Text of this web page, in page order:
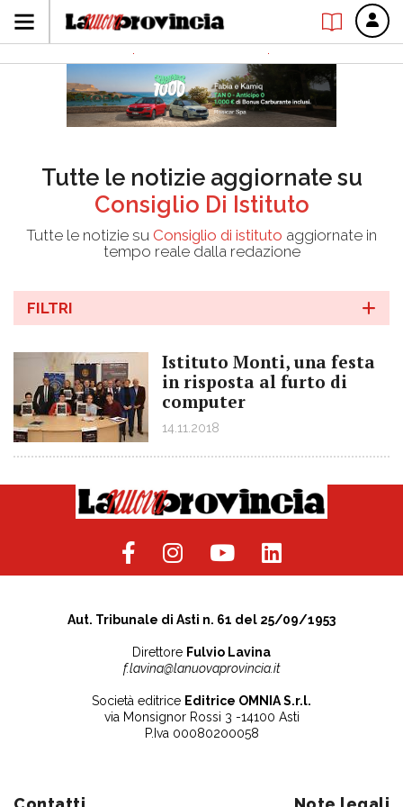
Tutte le notizie aggiornate su
Consiglio Di Istituto
Tutte le notizie su Consiglio di istituto aggiornate in
tempo reale dalla redazione
FILTRI
Istituto Monti, una festa
in risposta al furto di
computer
14.11.2018
Aut. Tribunale di Asti n. 61 del 25/09/1953
Direttore Fulvio Lavina
f.lavina@lanuovaprovincia.it
Società editrice Editrice OMNIA S.r.l.
via Monsignor Rossi 3 -14100 Asti
P.Iva 00080200058